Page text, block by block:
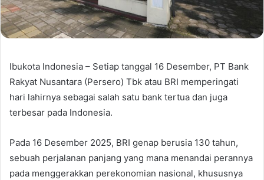
Ibukota Indonesia – Setiap tanggal 16 Desember, PT Bank
Rakyat Nusantara (Persero) Tbk atau BRI memperingati
hari lahirnya sebagai salah satu bank tertua dan juga
terbesar pada Indonesia.
Pada 16 Desember 2025, BRI genap berusia 130 tahun,
sebuah perjalanan panjang yang mana menandai perannya
pada menggerakkan perekonomian nasional, khususnya